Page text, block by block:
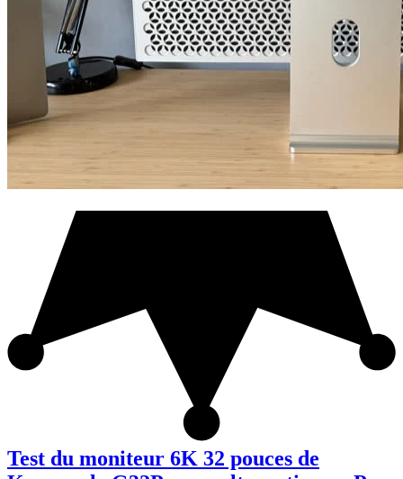
Test du moniteur 6K 32 pouces de